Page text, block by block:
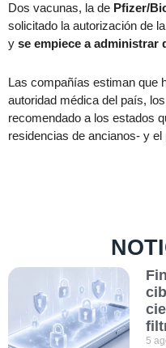
Dos vacunas, la de Pfizer/
solicitado la autorización de
y se empiece a administrar
Las compañías estiman que
autoridad médica del país, los
recomendado a los estados
residencias de ancianos- y
5